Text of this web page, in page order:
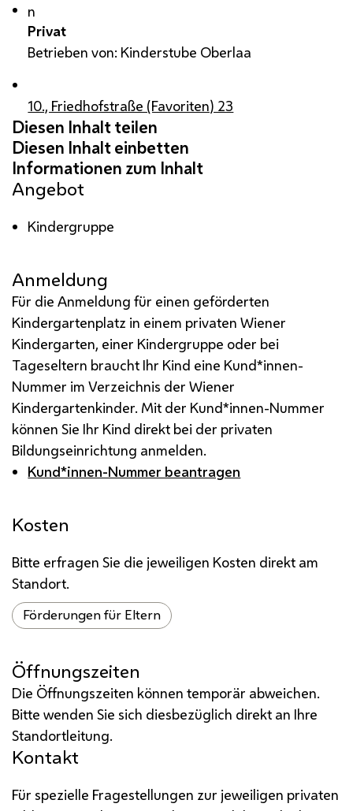
n
Privat
Betrieben von: Kinderstube Oberlaa
10., Friedhofstraße (Favoriten) 23
Angebot
Kindergruppe
Anmeldung
Für die Anmeldung für einen geförderten
Kindergartenplatz in einem privaten Wiener
Kindergarten, einer Kindergruppe oder bei
Tageseltern braucht Ihr Kind eine Kund*innen-
Nummer im Verzeichnis der Wiener
Kindergartenkinder. Mit der Kund*innen-Nummer
können Sie Ihr Kind direkt bei der privaten
Bildungseinrichtung anmelden.
Kund*innen-Nummer beantragen
Kosten
Bitte erfragen Sie die jeweiligen Kosten direkt am
Standort.
Förderungen für Eltern
Öffnungszeiten
Die Öffnungszeiten können temporär abweichen.
Bitte wenden Sie sich diesbezüglich direkt an Ihre
Standortleitung.
Kontakt
Für spezielle Fragestellungen zur jeweiligen privaten